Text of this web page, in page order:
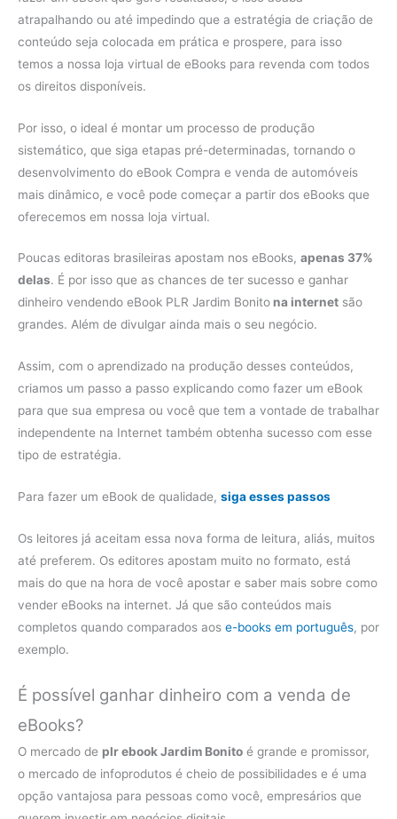
atrapalhando ou até impedindo que a estratégia de criação de
conteúdo seja colocada em prática e prospere, para isso
temos a nossa loja virtual de eBooks para revenda com todos
os direitos disponíveis.
Por isso, o ideal é montar um processo de produção
sistemático, que siga etapas pré-determinadas, tornando o
desenvolvimento do eBook Compra e venda de automóveis
mais dinâmico, e você pode começar a partir dos eBooks que
oferecemos em nossa loja virtual.
Poucas editoras brasileiras apostam nos eBooks, apenas 37%
delas. É por isso que as chances de ter sucesso e ganhar
dinheiro vendendo eBook PLR Jardim Bonito na internet são
grandes. Além de divulgar ainda mais o seu negócio.
Assim, com o aprendizado na produção desses conteúdos,
criamos um passo a passo explicando como fazer um eBook
para que sua empresa ou você que tem a vontade de trabalhar
independente na Internet também obtenha sucesso com esse
tipo de estratégia.
Para fazer um eBook de qualidade, siga esses passos
Os leitores já aceitam essa nova forma de leitura, aliás, muitos
até preferem. Os editores apostam muito no formato, está
mais do que na hora de você apostar e saber mais sobre como
vender eBooks na internet. Já que são conteúdos mais
completos quando comparados aos e-books em português, por
exemplo.
É possível ganhar dinheiro com a venda de
eBooks?
O mercado de plr ebook Jardim Bonito é grande e promissor,
o mercado de infoprodutos é cheio de possibilidades e é uma
opção vantajosa para pessoas como você, empresários que